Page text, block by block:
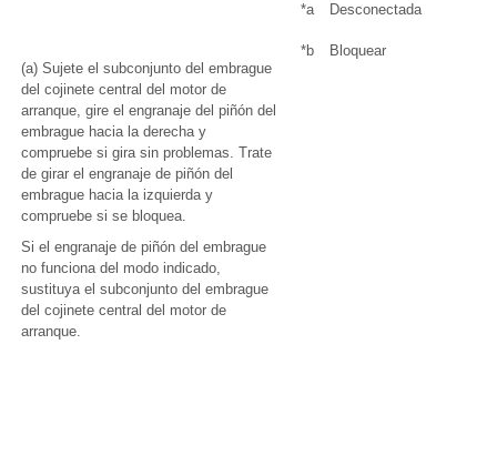
(a) Sujete el subconjunto del embrague
del cojinete central del motor de
arranque, gire el engranaje del piñón del
embrague hacia la derecha y
compruebe si gira sin problemas. Trate
de girar el engranaje de piñón del
embrague hacia la izquierda y
compruebe si se bloquea.
Si el engranaje de piñón del embrague
no funciona del modo indicado,
sustituya el subconjunto del embrague
del cojinete central del motor de
arranque.
*a Desconectada
*b Bloquear